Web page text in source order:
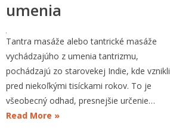
umenia
Tantra masáže alebo tantrické masáže
vychádzajúho z umenia tantrizmu,
pochádzajú zo starovekej Indie, kde vznikli
pred niekoľkými tisíckami rokov. To je
všeobecný odhad, presnejšie určenie…
Read More »